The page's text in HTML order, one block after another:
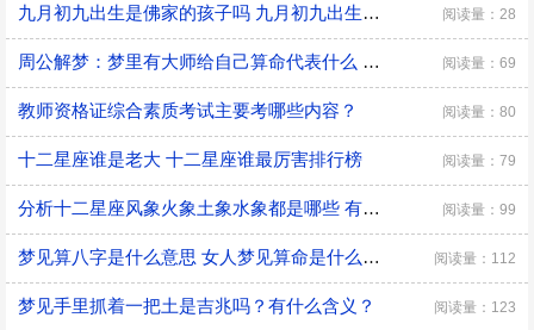
九月初九出生是佛家的孩子吗 九月初九出生有什么说法 阅读量：28
周公解梦：梦里有大师给自己算命代表什么 是好兆头吗？ 阅读量：69
教师资格证综合素质考试主要考哪些内容？ 阅读量：80
十二星座谁是老大 十二星座谁最厉害排行榜 阅读量：79
分析十二星座风象火象土象水象都是哪些 有什么优缺点 阅读量：99
梦见算八字是什么意思 女人梦见算命是什么预兆 阅读量：112
梦见手里抓着一把土是吉兆吗？有什么含义？ 阅读量：123